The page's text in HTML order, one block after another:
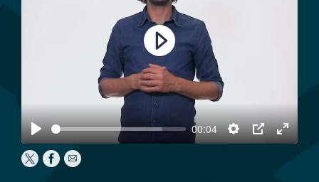
Play
00:04
Settings
PIP
Enter
Play